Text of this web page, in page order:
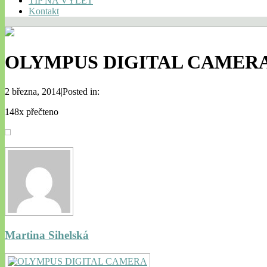
Kontakt
OLYMPUS DIGITAL
2 března, 2014|Posted in:
148x přečteno
Martina Sihelská